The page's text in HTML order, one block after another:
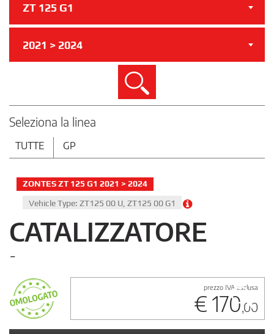
ZT 125 G1
2021 > 2024
Cerca
Seleziona la linea
TUTTE GP
ZONTES ZT 125 G1 2021 > 2024
Vehicle Type: ZT125 00 U, ZT125 00 G1
CATALIZZATORE
-
prezzo IVA esclusa
€ 170,00